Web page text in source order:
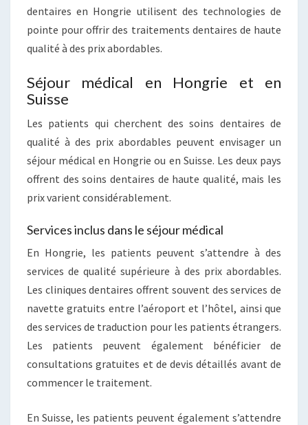
dentaires en Hongrie utilisent des technologies de
pointe pour offrir des traitements dentaires de haute
qualité à des prix abordables.
Séjour médical en Hongrie et en
Suisse
Les patients qui cherchent des soins dentaires de
qualité à des prix abordables peuvent envisager un
séjour médical en Hongrie ou en Suisse. Les deux pays
offrent des soins dentaires de haute qualité, mais les
prix varient considérablement.
Services inclus dans le séjour médical
En Hongrie, les patients peuvent s’attendre à des
services de qualité supérieure à des prix abordables.
Les cliniques dentaires offrent souvent des services de
navette gratuits entre l’aéroport et l’hôtel, ainsi que
des services de traduction pour les patients étrangers.
Les patients peuvent également bénéficier de
consultations gratuites et de devis détaillés avant de
commencer le traitement.
En Suisse, les patients peuvent également s’attendre